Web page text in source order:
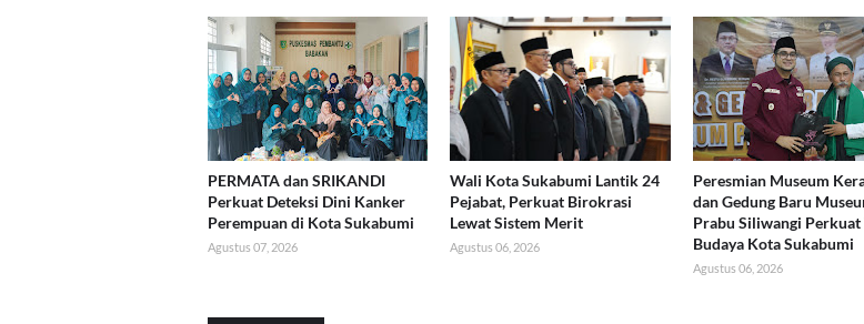
PERMATA dan SRIKANDI
Perkuat Deteksi Dini Kanker
Perempuan di Kota Sukabumi
Agustus 07, 2026
Wali Kota Sukabumi Lantik 24
Pejabat, Perkuat Birokrasi
Lewat Sistem Merit
Agustus 06, 2026
Peresmian Museum
dan Gedung Baru
Prabu Siliwangi
Budaya Kota Sukabumi
Agustus 06, 2026